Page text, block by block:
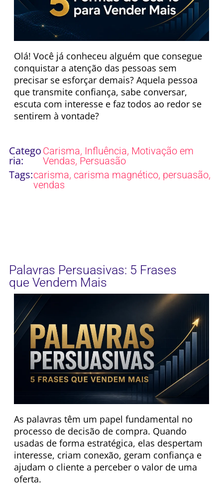
Olá! Você já conheceu alguém que consegue
conquistar a atenção das pessoas sem
precisar se esforçar demais? Aquela pessoa
que transmite confiança, sabe conversar,
escuta com interesse e faz todos ao redor se
sentirem à vontade?
Catego
ria:
Carisma, Influência, Motivação em
Vendas, Persuasão
Tags:carisma, carisma magnético, persuasão,
vendas
Palavras Persuasivas: 5 Frases
que Vendem Mais
As palavras têm um papel fundamental no
processo de decisão de compra. Quando
usadas de forma estratégica, elas despertam
interesse, criam conexão, geram confiança e
ajudam o cliente a perceber o valor de uma
oferta.